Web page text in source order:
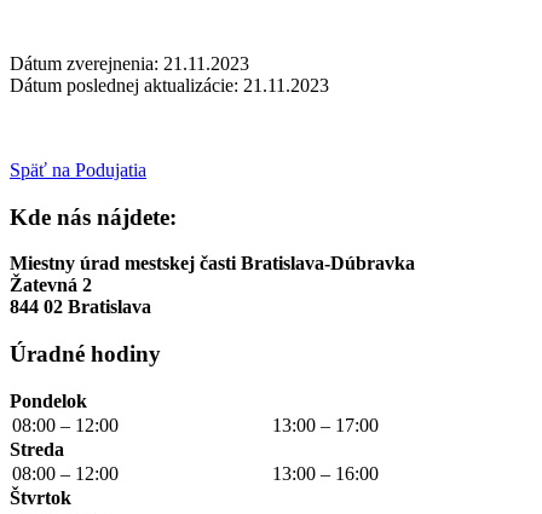
Dátum zverejnenia: 21.11.2023
Dátum poslednej aktualizácie: 21.11.2023
Späť na Podujatia
Kde nás nájdete:
Miestny úrad mestskej časti Bratislava-Dúbravka
Žatevná 2
844 02 Bratislava
Úradné hodiny
Pondelok
08:00 – 12:00
13:00 – 17:00
Streda
08:00 – 12:00
13:00 – 16:00
Štvrtok